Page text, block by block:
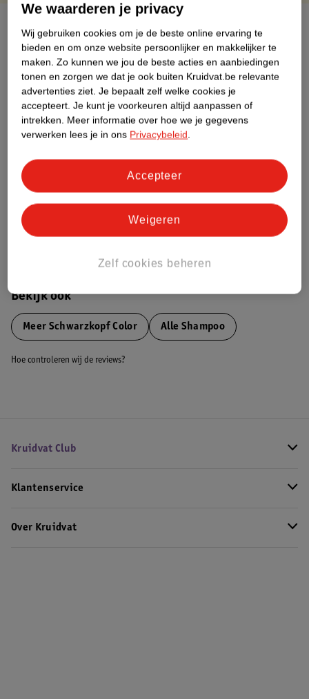
Over dit product
Productinformatie
Etiketinformatie
Nature Impact Score
Dit product heeft (nog) geen Nature
Impact Score.
Bekijk ook
Meer Schwarzkopf Color Alle Shampoo
Hoe controleren wij de reviews?
Kruidvat Club
Klantenservice
Over Kruidvat
We waarderen je privacy
Wij gebruiken cookies om je de beste online ervaring te
bieden en om onze website persoonlijker en makkelijker te
maken. Zo kunnen we jou de beste acties en aanbiedingen
tonen en zorgen we dat je ook buiten Kruidvat.be relevante
advertenties ziet. Je bepaalt zelf welke cookies je
accepteert. Je kunt je voorkeuren altijd aanpassen of
intrekken. Meer informatie over hoe we je gegevens
verwerken lees je in ons Privacybeleid.
Zelf cookies beheren
Weigeren
Accepteer